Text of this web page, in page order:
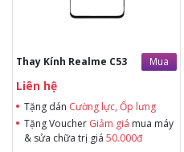
Thay Kính Realme C53 Mua
Liên hệ
Tặng dán Cường lực, Ốp lưng
Tặng Voucher Giảm giá mua máy
& sửa chữa trị giá 50.000đ